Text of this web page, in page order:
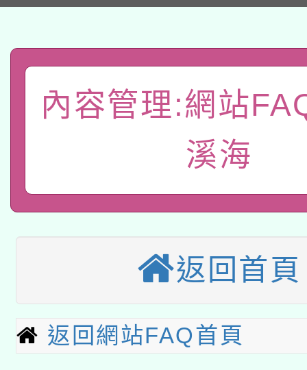
本館辦理115年度閱讀
暨閱讀推動專業研習
科技賦能─人工智慧
礎課程
A3數位素養講師名單
「數位內容與教學軟體
有關大陸委員會函釋公
薪期間赴陸應申請許可
用水績優單位及節水達
動」
115年8月22日(星期六
桃園市孔廟祈福系列
2026年桃園地景藝術
本校115學年度第2次
招甄選結果公告(無人
適應運動共學行動站研
本館辦理115年度閱讀
內容管理:網站
溪海
返回首頁
返回網站FAQ首頁